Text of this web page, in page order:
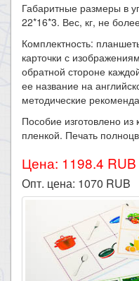
Габаритные размеры в
22*16*3. Вес, кг, не
Комплектность:
карточки с
обратной стороне
ее название на
методические
Пособие изготовлено
пленкой. Печать
Цена: 1198.4 RUB
Опт. цена: 1070 RUB